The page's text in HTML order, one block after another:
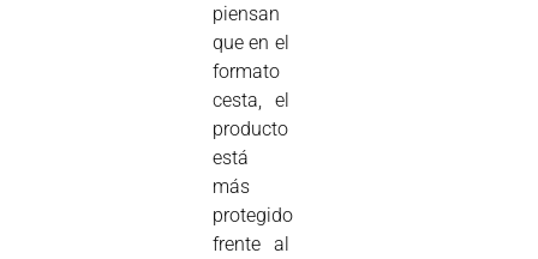
piensan
que en el
formato
cesta, el
producto
está
más
protegido
frente al